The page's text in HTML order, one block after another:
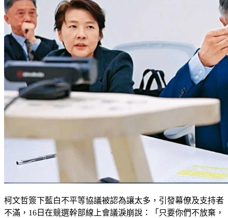
柯文哲簽下藍白不平等協議被認為讓太多，引發幕僚及支持者
不滿，16日在競選幹部線上會議淚崩說：「只要你們不放棄，